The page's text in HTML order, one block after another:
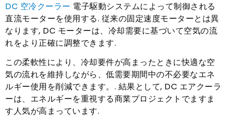
DC 空冷クーラー 電子駆動システムによって制御される
直流モーターを使用する. 従来の固定速度モーターとは異
なります, DC モーターは、冷却需要に基づいて空気の流
れをより正確に調整できます.
この柔軟性により、冷却要件が高まったときに快適な空
気の流れを維持しながら、低需要期間中の不必要なエネ
ルギー使用を削減できます。. 結果として, DC エアクーラ
ーは、エネルギーを重視する商業プロジェクトでますま
す人気が高まっています.